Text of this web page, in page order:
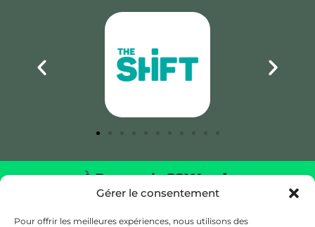
Gérer le consentement
Pour offrir les meilleures expériences, nous utilisons des
À Propos deSOWoods
Ramener la nature au cœur de votre environnement en
créant un véritable écosystème grandeur nature.